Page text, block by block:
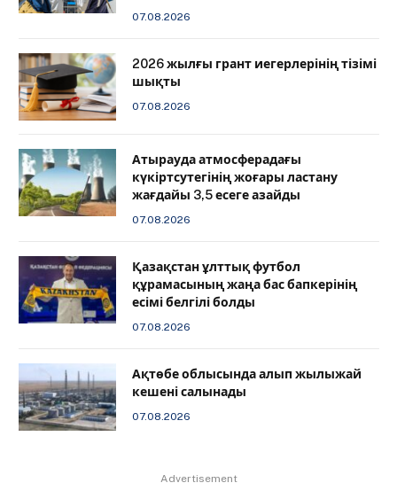
07.08.2026
2026 жылғы грант иегерлерінің тізімі
шықты
07.08.2026
Атырауда атмосферадағы
күкіртсутегінің жоғары ластану
жағдайы 3,5 есеге азайды
07.08.2026
Қазақстан ұлттық футбол
құрамасының жаңа бас бапкерінің
есімі белгілі болды
07.08.2026
Ақтөбе облысында алып жылыжай
кешені салынады
07.08.2026
Advertisement